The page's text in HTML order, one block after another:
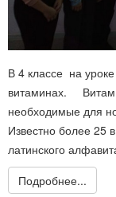
В 4 классе на
витаминах.
необходимые для
Известно более 25
латинского
Подробнее...